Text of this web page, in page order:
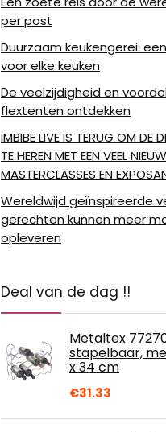
per post
Duurzaam keukengerei:
voor elke keuken
De veelzijdigheid en
flextenten ontdekken
IMBIBE LIVE IS TERUG OM DE
TE HEREN MET EEN VEEL
MASTERCLASSES EN
Wereldwijd geïnspireerde
gerechten kunnen meer
opleveren
Deal van de dag !!
Metaltex
stapelbaar,
x 34 cm
€31.33